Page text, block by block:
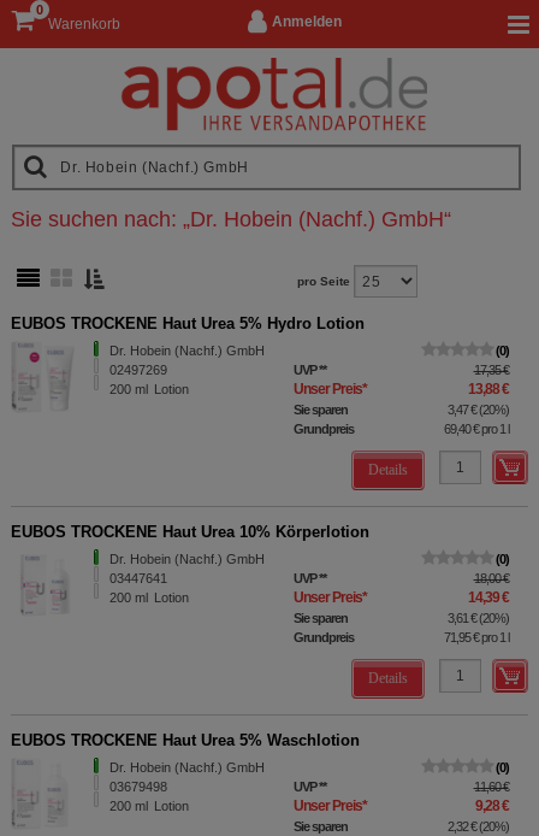
Anmelden
Warenkorb
0
Sie suchen nach: „Dr. Hobein (Nachf.) GmbH“
pro Seite
EUBOS TROCKENE Haut Urea 5% Hydro Lotion
Dr. Hobein (Nachf.) GmbH
02497269
200 ml Lotion
0
UVP** 17,35 €
Unser Preis* 13,88 €
Sie sparen 3,47 €(20%)
Grundpreis
69,40 €pro 1 l
Details
EUBOS TROCKENE Haut Urea 10% Körperlotion
Dr. Hobein (Nachf.) GmbH
03447641
200 ml Lotion
0
UVP** 18,00 €
Unser Preis* 14,39 €
Sie sparen 3,61 €(20%)
Grundpreis
71,95 €pro 1 l
Details
EUBOS TROCKENE Haut Urea 5% Waschlotion
Dr. Hobein (Nachf.) GmbH
03679498
200 ml Lotion
0
UVP** 11,60 €
Unser Preis* 9,28 €
Sie sparen 2,32 €(20%)